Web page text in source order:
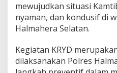
mewujudkan situasi
nyaman, dan kondusif di
Halmahera Selatan.
Kegiatan KRYD
dilaksanakan Polres